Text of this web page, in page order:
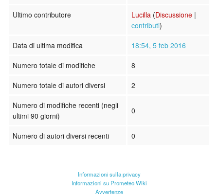
Ultimo contributore Lucilla (Discussione |
contributi)
Data di ultima modifica 18:54, 5 feb 2016
Numero totale di modifiche 8
Numero totale di autori diversi 2
Numero di modifiche recenti (negli
ultimi 90 giorni)
0
Numero di autori diversi recenti 0
Informazioni sulla privacy
Informazioni su Prometeo Wiki
Avvertenze